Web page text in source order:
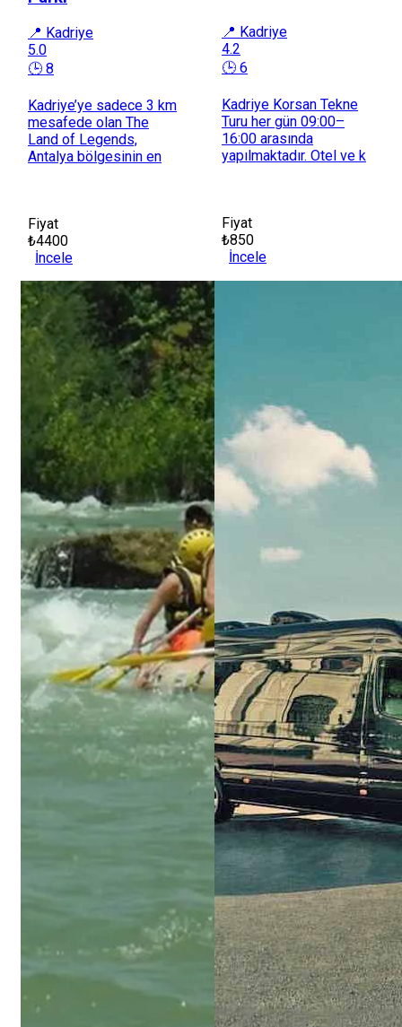
📍 Kadriye
5.0
🕒 8
Kadriye’ye sadece 3 km
mesafede olan The
Land of Legends,
Antalya bölgesinin en
Fiyat
₺4400
İncele
📍 Kadriye
4.2
🕒 6
Kadriye Korsan Tekne
Turu her gün 09:00–
16:00 arasında
yapılmaktadır. Otel ve k
Fiyat
₺850
İncele